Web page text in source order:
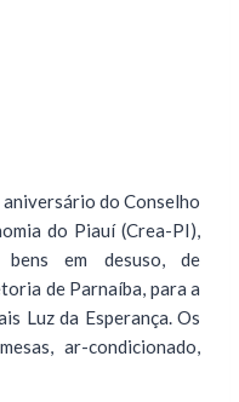
aniversário do Conselho
do Piauí (Crea-PI),
em desuso, de
de Parnaíba, para a
Luz da Esperança. Os
ar-condicionado,